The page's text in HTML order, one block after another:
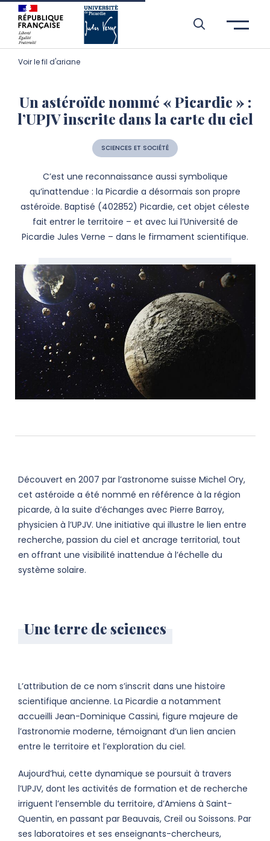
Aller à l’entête de page
Aller au menu principale
Aller au contenu principal
Aller à la recherche
Passer aux cookies
Aller au pied de page
Voir le fil d'ariane
Un astéroïde nommé « Picardie » :
l’UPJV inscrite dans la carte du ciel
SCIENCES ET SOCIÉTÉ
C’est une reconnaissance aussi symbolique
qu’inattendue : la Picardie a désormais son propre
astéroïde. Baptisé (402852) Picardie, cet objet céleste
fait entrer le territoire – et avec lui l’Université de
Picardie Jules Verne – dans le firmament scientifique.
Découvert en 2007 par l’astronome suisse Michel Ory,
cet astéroïde a été nommé en référence à la région
picarde, à la suite d’échanges avec Pierre Barroy,
physicien à l’UPJV. Une initiative qui illustre le lien entre
recherche, passion du ciel et ancrage territorial, tout
en offrant une visibilité inattendue à l’échelle du
système solaire.
Une terre de sciences
L’attribution de ce nom s’inscrit dans une histoire
scientifique ancienne. La Picardie a notamment
accueilli Jean-Dominique Cassini, figure majeure de
l’astronomie moderne, témoignant d’un lien ancien
entre le territoire et l’exploration du ciel.
Aujourd’hui, cette dynamique se poursuit à travers
l’UPJV, dont les activités de formation et de recherche
irriguent l’ensemble du territoire, d’Amiens à Saint-
Quentin, en passant par Beauvais, Creil ou Soissons. Par
ses laboratoires et ses enseignants-chercheurs,